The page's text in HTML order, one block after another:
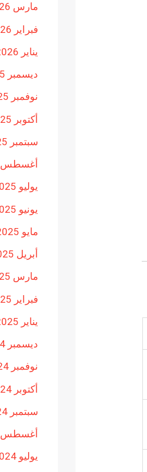
مارس 2026
فبراير 2026
يناير 2026
ديسمبر 2025
نوفمبر 2025
أكتوبر 2025
سبتمبر 2025
أغسطس 2025
يوليو 2025
يونيو 2025
مايو 2025
أبريل 2025
مارس 2025
فبراير 2025
يناير 2025
ديسمبر 2024
نوفمبر 2024
أكتوبر 2024
سبتمبر 2024
أغسطس 2024
يوليو 2024